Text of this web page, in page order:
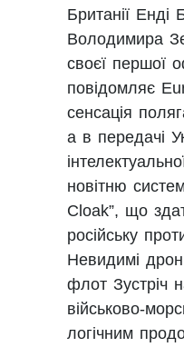
Британії Енді
Володимира
своєї першої
повідомляє
сенсація
а в передачі
новітню
Cloak”, що
російську
Невидимі
флот Зустріч
військово-
логічним